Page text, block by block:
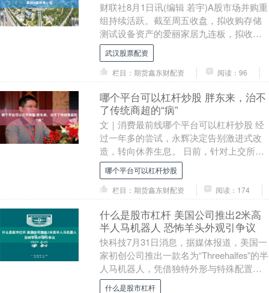
财联社8月1日讯(编辑 若宇)A股市场并购重
组持续活跃。截至周五收盘，拟收购存储
测试设备资产的爱丽家居九连板，拟收购
鑫寰宇精工60%股权的中岩大地3天2板，
拟1....
武汉股票配资
栏目：期货鑫东财配资
阅读：96
哪个平台可以杠杆炒股 胖东来，治不
了传统商超的“病”
文｜消费最前线哪个平台可以杠杆炒股 经
过一年多的尝试，永辉决定告别激进式改
造，转向休养生息。 日前，针对上交所此
次问询函聚焦永辉超市财务数据的异常变
动，永辉超市....
哪个平台可以杠杆炒股
栏目：期货鑫东财配资
阅读：174
什么是股市杠杆 美国公司推出2米高
半人马机器人 恐怖羊头外观引争议
快科技7月31日消息，据媒体报道，美国一
家初创公司推出一款名为“Threehalfes”的半
人马机器人，凭借独特外形与特殊配置什
么是股市杠杆，这款两米高的特种机....
什么是股市杠杆